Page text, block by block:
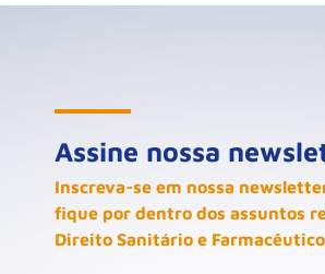
Assine nossa
Inscreva-se em nossa
fique por dentro dos assuntos
Direito Sanitário e